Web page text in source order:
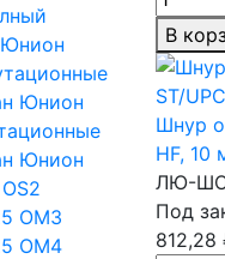
Юнион
Юнион
OM3
OM4
В
Шнур
HF, 10
ЛЮ-
Под
812,28